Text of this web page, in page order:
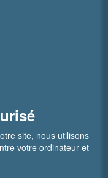
site, nous utilisons
votre ordinateur et